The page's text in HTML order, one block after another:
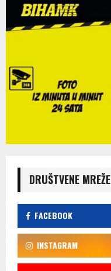
DRUŠTVENE MREŽE
FACEBOOK
INSTAGRAM